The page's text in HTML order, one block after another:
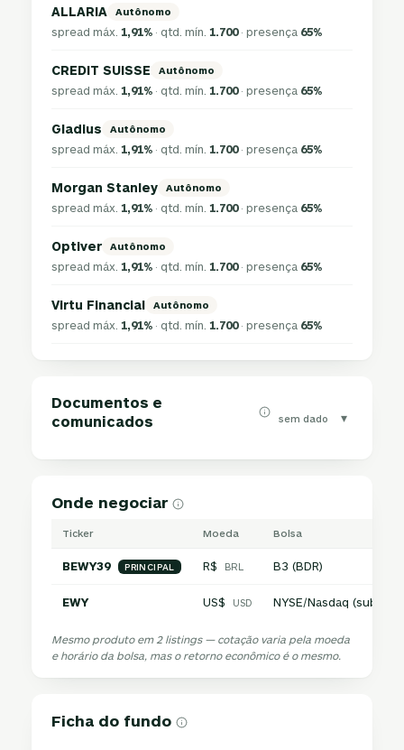
ALLARIA Autônomo
spread máx.1,91% · qtd. mín.1.700· presença 65%
CREDIT SUISSE Autônomo
spread máx.1,91% · qtd. mín.1.700· presença 65%
Gladius Autônomo
spread máx.1,91% · qtd. mín.1.700· presença 65%
Morgan Stanley Autônomo
spread máx.1,91% · qtd. mín.1.700· presença 65%
Optiver Autônomo
spread máx.1,91% · qtd. mín.1.700· presença 65%
Virtu Financial Autônomo
spread máx.1,91% · qtd. mín.1.700· presença 65%
Documentos e
comunicados
sem dado ▾
Onde negociar
Ticker Moeda Bolsa
BEWY39 PRINCIPAL R$ BRL B3 (BDR)
EWY US$ USD NYSE/Nasdaq
Mesmo produto em 2 listings — cotação varia pela moeda
e horário da bolsa, mas o retorno econômico é o mesmo.
Ficha do fundo